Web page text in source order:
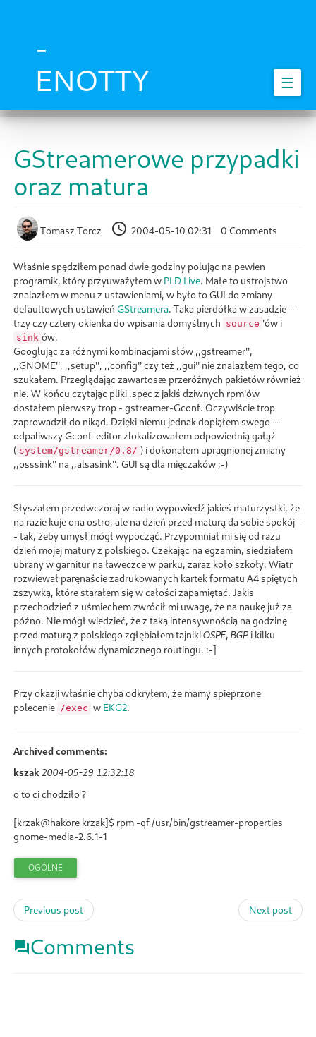
-
ENOTTY
☰
GStreamerowe przypadki
oraz matura
Tomasz Torcz 2004-05-10 02:31 0 Comments
Właśnie spędziłem ponad dwie godziny polując na pewien
programik, który przyuważyłem w PLD Live. Małe to ustrojstwo
znalazłem w menu z ustawieniami, w było to GUI do zmiany
defaultowych ustawień GStreamera. Taka pierdółka w zasadzie --
trzy czy cztery okienka do wpisania domyślnych source 'ów i
sink ów.
Googlując za różnymi kombinacjami słów ,,gstreamer'',
,,GNOME'', ,,setup'', ,,config'' czy też ,,gui'' nie znalazłem tego, co
szukałem. Przeglądając zawartosæ przeróżnych pakietów również
nie. W końcu czytając pliki .spec z jakiś dziwnych rpm'ów
dostałem pierwszy trop - gstreamer-Gconf. Oczywiście trop
zaprowadził do nikąd. Dzięki niemu jednak dopiąłem swego --
odpaliwszy Gconf-editor zlokalizowałem odpowiednią gałąź
( system/gstreamer/0.8/ ) i dokonałem upragnionej zmiany
,,osssink'' na ,,alsasink''. GUI są dla mięczaków ;-)
Słyszałem przedwczoraj w radio wypowiedź jakieś maturzystki, że
na razie kuje ona ostro, ale na dzień przed maturą da sobie spokój -
- tak, żeby umysł mógł wypocząć. Przypomniał mi się od razu
dzień mojej matury z polskiego. Czekając na egzamin, siedziałem
ubrany w garnitur na ławeczce w parku, zaraz koło szkoły. Wiatr
rozwiewał paręnaście zadrukowanych kartek formatu A4 spiętych
zszywką, które starałem się w całości zapamiętać. Jakis
przechodzień z uśmiechem zwrócił mi uwagę, że na naukę już za
późno. Nie mógł wiedzieć, że z taką intensywnością na godzinę
przed maturą z polskiego zgłębiałem tajnikiOSPF, BGPi kilku
innych protokołów dynamicznego routingu. :-]
Przy okazji właśnie chyba odkryłem, że mamy spieprzone
polecenie /exec w EKG2.
Archived comments:
kszak 2004-05-29 12:32:18
o to ci chodziło ?
[krzak@hakore krzak]$ rpm -qf /usr/bin/gstreamer-properties
gnome-media-2.6.1-1
OGÓLNE
Previous post Next post
Comments